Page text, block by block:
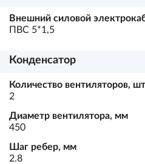
Внешний силовой
ПВС 5*1,5
Конденсатор
Количество вентиляторов,
2
Диаметр вентилятора, мм
450
Шаг ребер, мм
2.8